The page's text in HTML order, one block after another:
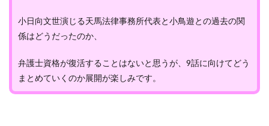
小日向文世演じる天馬法律事務所代表と小鳥遊との過去の関
係はどうだったのか、
弁護士資格が復活することはないと思うが、9話に向けてどう
まとめていくのか展開が楽しみです。